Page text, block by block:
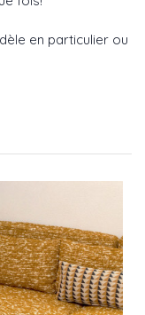
en particulier ou